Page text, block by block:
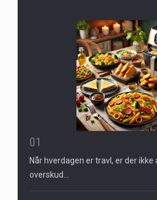
01
Når hverdagen er travl, er der ikke
overskud…